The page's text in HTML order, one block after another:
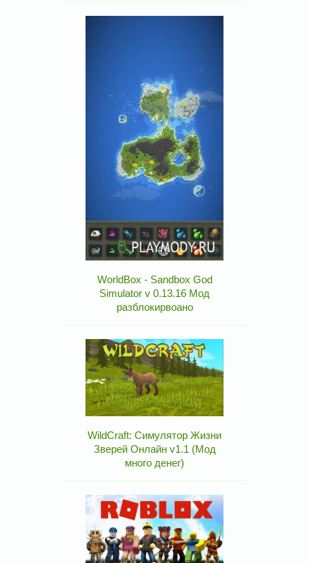
WorldBox - Sandbox God
Simulator v 0.13.16 Мод
разблокирвоано
WildCraft: Симулятор Жизни
Зверей Онлайн v1.1 (Мод
много денег)